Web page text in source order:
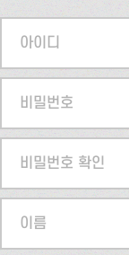
아이디
비밀번호
비밀번호 확인
이름